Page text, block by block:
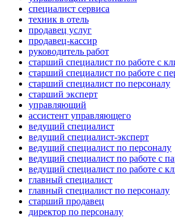
специалист сервиса
техник в отель
продавец услуг
продавец-кассир
руководитель работ
старший специалист по работе с
старший специалист по работе с
старший специалист по персоналу
старший эксперт
управляющий
ассистент управляющего
ведущий специалист
ведущий специалист-эксперт
ведущий специалист по персоналу
ведущий специалист по работе с
ведущий специалист по работе с
главный специалист
главный специалист по персоналу
старший продавец
директор по персоналу